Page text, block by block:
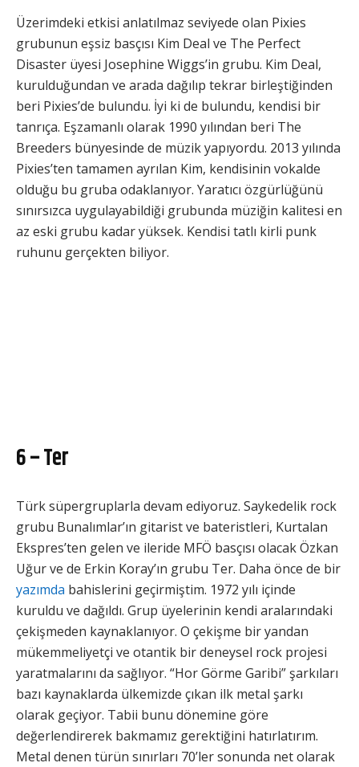
Üzerimdeki etkisi anlatılmaz seviyede olan Pixies
grubunun eşsiz basçısı Kim Deal ve The Perfect
Disaster üyesi Josephine Wiggs’in grubu. Kim Deal,
kurulduğundan ve arada dağılıp tekrar birleştiğinden
beri Pixies’de bulundu. İyi ki de bulundu, kendisi bir
tanrıça. Eşzamanlı olarak 1990 yılından beri The
Breeders bünyesinde de müzik yapıyordu. 2013 yılında
Pixies’ten tamamen ayrılan Kim, kendisinin vokalde
olduğu bu gruba odaklanıyor. Yaratıcı özgürlüğünü
sınırsızca uygulayabildiği grubunda müziğin kalitesi en
az eski grubu kadar yüksek. Kendisi tatlı kirli punk
ruhunu gerçekten biliyor.
6 – Ter
Türk süpergruplarla devam ediyoruz. Saykedelik rock
grubu Bunalımlar’ın gitarist ve bateristleri, Kurtalan
Ekspres’ten gelen ve ileride MFÖ basçısı olacak Özkan
Uğur ve de Erkin Koray’ın grubu Ter. Daha önce de bir
yazımda bahislerini geçirmiştim. 1972 yılı içinde
kuruldu ve dağıldı. Grup üyelerinin kendi aralarındaki
çekişmeden kaynaklanıyor. O çekişme bir yandan
mükemmeliyetçi ve otantik bir deneysel rock projesi
yaratmalarını da sağlıyor. “Hor Görme Garibi” şarkıları
bazı kaynaklarda ülkemizde çıkan ilk metal şarkı
olarak geçiyor. Tabii bunu dönemine göre
değerlendirerek bakmamız gerektiğini hatırlatırım.
Metal denen türün sınırları 70’ler sonunda net olarak